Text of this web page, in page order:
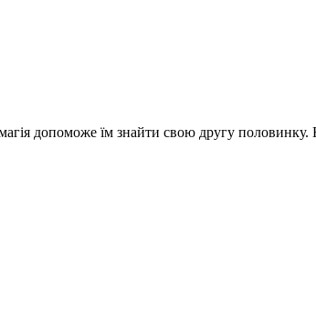
допоможе їм знайти свою другу половинку.